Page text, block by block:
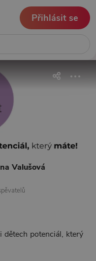
Přihlásit se
Valušová
dětech potenciál, který